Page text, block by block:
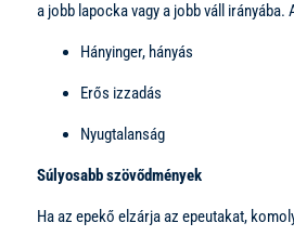
a jobb lapocka vagy a jobb váll
Hányinger, hányás
Erős izzadás
Nyugtalanság
Súlyosabb szövődmények
Ha az epekő elzárja az epeutakat,